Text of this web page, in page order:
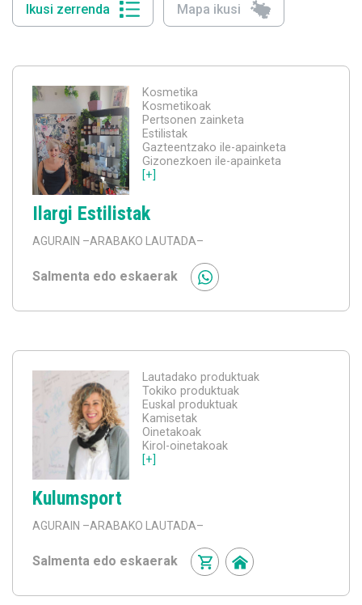
Ikusi zerrenda Mapa ikusi
Kosmetika
Kosmetikoak
Pertsonen zainketa
Estilistak
Gazteentzako ile-apainketa
Gizonezkoen ile-apainketa
[+]
Ilargi Estilistak
AGURAIN –ARABAKO LAUTADA–
Salmenta edo eskaerak
Lautadako produktuak
Tokiko produktuak
Euskal produktuak
Kamisetak
Oinetakoak
Kirol-oinetakoak
[+]
Kulumsport
AGURAIN –ARABAKO LAUTADA–
Salmenta edo eskaerak